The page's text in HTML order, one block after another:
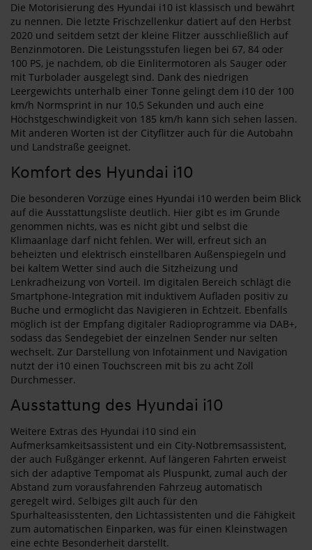
Die Motorisierung des Hyundai i10 ist klassisch und bewährt
zu nennen. Die letzte Frischzellenkur datiert auf den Herbst
2020 und seitdem setzt der kleine Flitzer ausschließlich auf
Benzinmotoren. Die Leistungsstufen liegen bei 67, 84 oder
100 PS, je nachdem, ob die Einlitermotoren als Sauger oder
mit Turbolader ausgelegt sind. Dank des niedrigen
Leergewichts unterhalb einer Tonne gelingt dem i10 der 100
km/h Normsprint in nur 10,5 Sekunden und auch eine
Höchstgeschwindigkeit von 185 km/h kann sich sehen lassen.
Mit anderen Worten ist der Cityflitzer auch für die Autobahn
und Landstraße geeignet.
Komfort des Hyundai i10
Die besonderen Vorzüge eines Hyundai i10 werden beim Blick
auf die Ausstattungsliste deutlich. Hier gibt es im Grunde
genommen nichts, was es nicht gibt und selbst die
Klimaanlage darf nicht fehlen. Wer will, erfreut sich an
beheizten und elektrisch einstellbaren Außenspiegeln und
bei kaltem Wetter sind auch die Sitzheizung und
Lenkradheizung von Vorteil. Im digitalen Bereich schlägt die
Smartphone-Integration mit induktivem Aufladen positiv zu
Buche und ermöglicht das Navigieren in Echtzeit. Ebenfalls
möglich ist der Empfang digitaler Radioprogramme via DAB+,
sodass das Sendegebiet der einzelnen Sender nur selten
wechselt. Zur Darstellung von Infotainment und Navigation
nutzt der i10 einen Touchscreen mit bis zu acht Zoll
Durchmesser.
Ausstattung des Hyundai i10
Weitere Extras des Hyundai i10 sind ein
Aufmerksamkeitsassistent und ein City-Notbremsassistent,
der auch Fußgänger erkennt. Auf längeren Fahrten erweist
sich der adaptive Tempomat als Pluspunkt, zumal auch der
Abstand zum vorausfahrenden Fahrzeug automatisch
geregelt wird. Selbiges gilt auch für den
Spurhalteasisstenten, den Lichtassistenten und die Fähigkeit
zum automatischen Einparken, was für einen Kleinstwagen
eine echte Besonderheit darstellt.